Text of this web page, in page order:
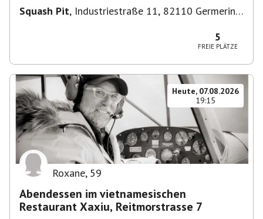
Squash Pit, Industriestraße 11, 82110 Germering,
5
FREIE PLÄTZE
Heute, 07.08.2026
19:15
Roxane, 59
Abendessen im vietnamesischen
Restaurant Xaxiu, Reitmorstrasse 7